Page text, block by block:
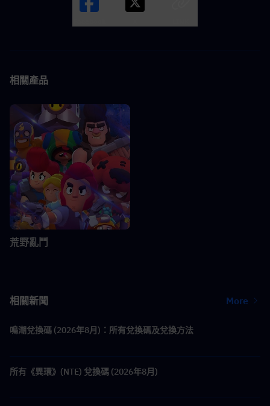
相關產品
荒野亂鬥
相關新聞 More
鳴潮兌換碼 (2026年8月)：所有兌換碼及兌換方法
所有《異環》(NTE) 兌換碼 (2026年8月)